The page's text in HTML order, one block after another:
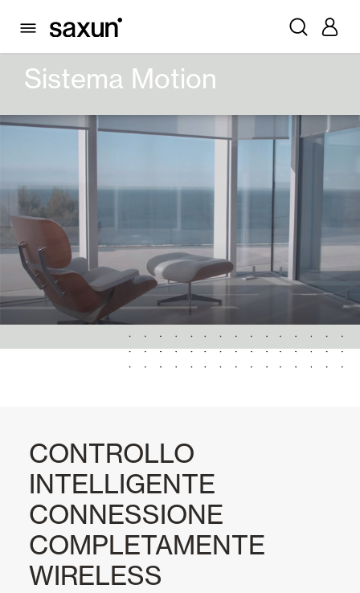
PRODOTTI SMART HOME E AUTOMATISMI
AUTOMATISMI
Sistema Motion
CONTROLLO
INTELLIGENTE
CONNESSIONE
COMPLETAMENTE
WIRELESS